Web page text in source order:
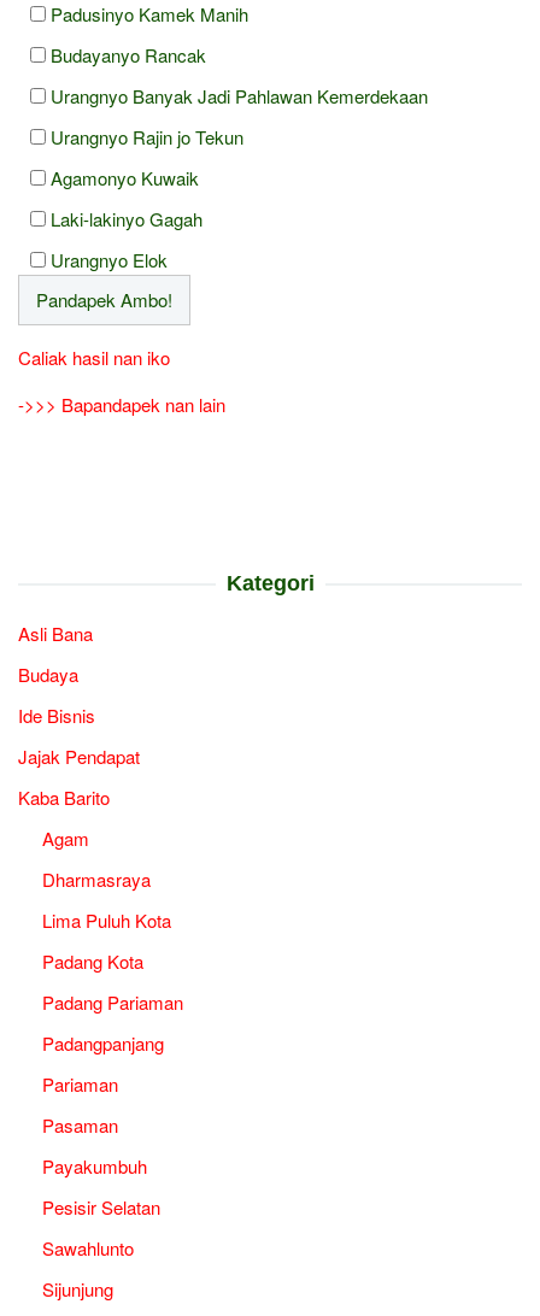
Padusinyo Kamek Manih
Budayanyo Rancak
Urangnyo Banyak Jadi Pahlawan Kemerdekaan
Urangnyo Rajin jo Tekun
Agamonyo Kuwaik
Laki-lakinyo Gagah
Urangnyo Elok
Caliak hasil nan iko
->>> Bapandapek nan lain
Kategori
Asli Bana
Budaya
Ide Bisnis
Jajak Pendapat
Kaba Barito
Agam
Dharmasraya
Lima Puluh Kota
Padang Kota
Padang Pariaman
Padangpanjang
Pariaman
Pasaman
Payakumbuh
Pesisir Selatan
Sawahlunto
Sijunjung